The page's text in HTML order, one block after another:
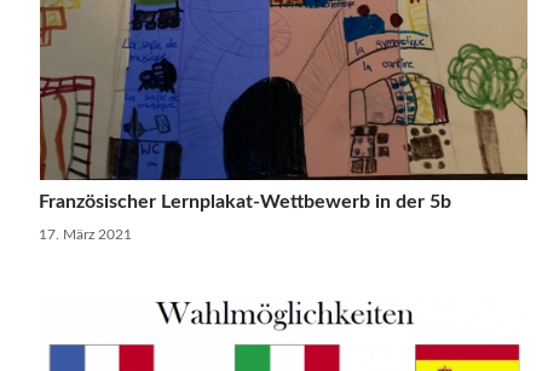
Französischer Lernplakat-Wettbewerb in der 5b
17. März 2021